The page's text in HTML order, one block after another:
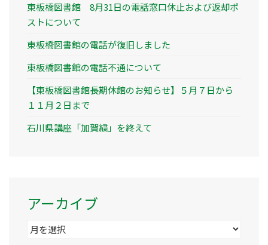
東板橋図書館 8月31日の電話窓口休止および返却ポ
ストについて
東板橋図書館の電話が復旧しました
東板橋図書館の電話不通について
【東板橋図書館長期休館のお知らせ】５月７日から
１１月２日まで
石川県講座「加賀繍」を終えて
アーカイブ
ア